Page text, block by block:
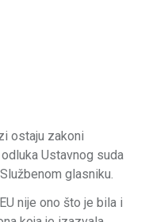
ostaju zakoni
Ustavnog suda
glasniku.
nije ono što je bila i